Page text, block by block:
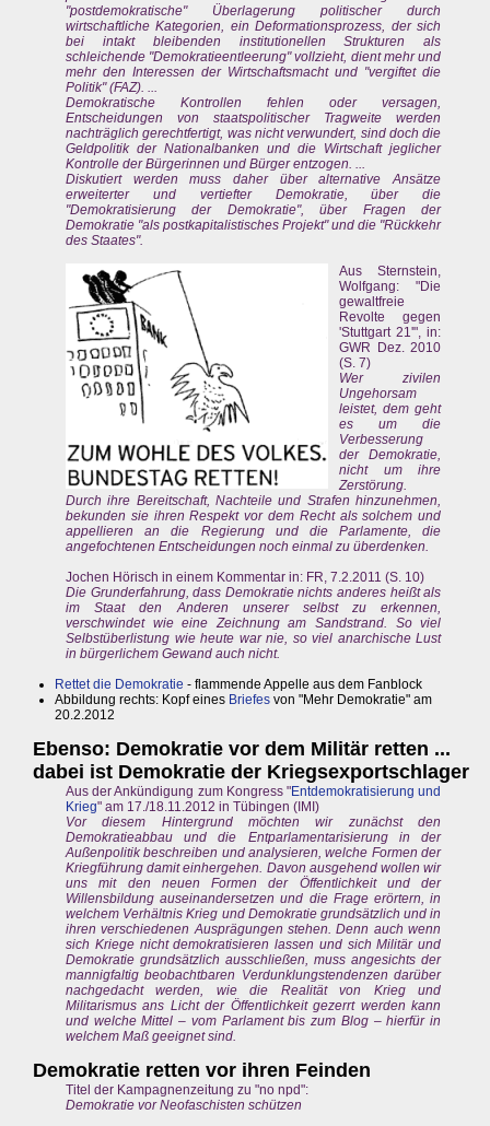
"postdemokratische" Überlagerung politischer durch
wirtschaftliche Kategorien, ein Deformationsprozess, der sich
bei intakt bleibenden institutionellen Strukturen als
schleichende "Demokratieentleerung" vollzieht, dient mehr und
mehr den Interessen der Wirtschaftsmacht und "vergiftet die
Politik" (FAZ). ...
Demokratische Kontrollen fehlen oder versagen,
Entscheidungen von staatspolitischer Tragweite werden
nachträglich gerechtfertigt, was nicht verwundert, sind doch die
Geldpolitik der Nationalbanken und die Wirtschaft jeglicher
Kontrolle der Bürgerinnen und Bürger entzogen. ...
Diskutiert werden muss daher über alternative Ansätze
erweiterter und vertiefter Demokratie, über die
"Demokratisierung der Demokratie", über Fragen der
Demokratie "als postkapitalistisches Projekt" und die "Rückkehr
des Staates".
Aus Sternstein,
Wolfgang: "Die
gewaltfreie
Revolte gegen
'Stuttgart 21'", in:
GWR Dez. 2010
(S. 7)
Wer zivilen
Ungehorsam
leistet, dem geht
es um die
Verbesserung
der Demokratie,
nicht um ihre
Zerstörung.
Durch ihre Bereitschaft, Nachteile und Strafen hinzunehmen,
bekunden sie ihren Respekt vor dem Recht als solchem und
appellieren an die Regierung und die Parlamente, die
angefochtenen Entscheidungen noch einmal zu überdenken.
Jochen Hörisch in einem Kommentar in: FR, 7.2.2011 (S. 10)
Die Grunderfahrung, dass Demokratie nichts anderes heißt als
im Staat den Anderen unserer selbst zu erkennen,
verschwindet wie eine Zeichnung am Sandstrand. So viel
Selbstüberlistung wie heute war nie, so viel anarchische Lust
in bürgerlichem Gewand auch nicht.
Rettet die Demokratie - flammende Appelle aus dem Fanblock
Abbildung rechts: Kopf eines Briefes von "Mehr Demokratie" am
20.2.2012
Ebenso: Demokratie vor dem Militär retten ...
dabei ist Demokratie der Kriegsexportschlager
Aus der Ankündigung zum Kongress "Entdemokratisierung und
Krieg" am 17./18.11.2012 in Tübingen (IMI)
Vor diesem Hintergrund möchten wir zunächst den
Demokratieabbau und die Entparlamentarisierung in der
Außenpolitik beschreiben und analysieren, welche Formen der
Kriegführung damit einhergehen. Davon ausgehend wollen wir
uns mit den neuen Formen der Öffentlichkeit und der
Willensbildung auseinandersetzen und die Frage erörtern, in
welchem Verhältnis Krieg und Demokratie grundsätzlich und in
ihren verschiedenen Ausprägungen stehen. Denn auch wenn
sich Kriege nicht demokratisieren lassen und sich Militär und
Demokratie grundsätzlich ausschließen, muss angesichts der
mannigfaltig beobachtbaren Verdunklungstendenzen darüber
nachgedacht werden, wie die Realität von Krieg und
Militarismus ans Licht der Öffentlichkeit gezerrt werden kann
und welche Mittel – vom Parlament bis zum Blog – hierfür in
welchem Maß geeignet sind.
Demokratie retten vor ihren Feinden
Titel der Kampagnenzeitung zu "no npd":
Demokratie vor Neofaschisten schützen